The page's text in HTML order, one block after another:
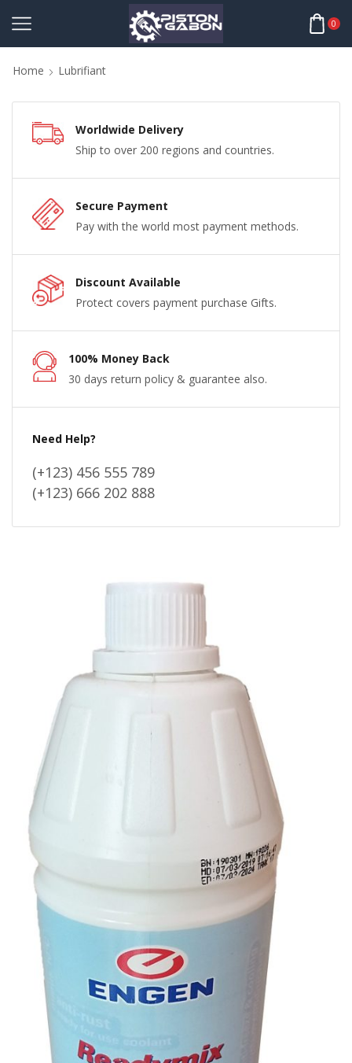
0
Home Lubrifiant
Worldwide Delivery
Ship to over 200 regions and countries.
Secure Payment
Pay with the world most payment methods.
Discount Available
Protect covers payment purchase Gifts.
100% Money Back
30 days return policy & guarantee also.
Need Help?
(+123) 456 555 789
(+123) 666 202 888